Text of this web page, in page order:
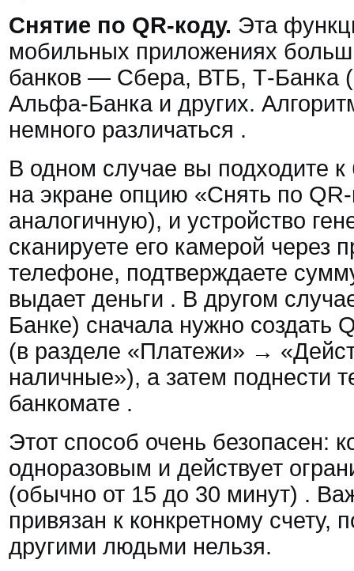
Снятие по QR-коду. Эта
мобильных приложениях
банков — Сбера, ВТБ, Т-Банка
Альфа-Банка и других.
немного различаться .
В одном случае вы подходите к
на экране опцию «Снять по
аналогичную), и устройство
сканируете его камерой через
телефоне, подтверждаете
выдает деньги . В другом
Банке) сначала нужно создать
(в разделе «Платежи» →
наличные»), а затем поднести
банкомате .
Этот способ очень безопасен:
одноразовым и действует
(обычно от 15 до 30 минут) .
привязан к конкретному счету,
другими людьми нельзя.